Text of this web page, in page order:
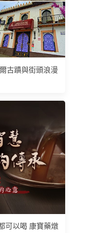
古蹟與街頭浪漫
可以喝 康寶藥燉